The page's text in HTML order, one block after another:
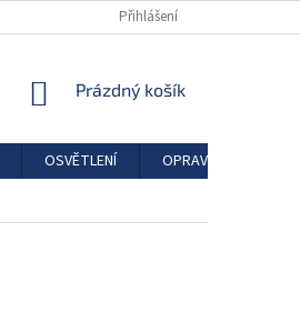
Přihlášení
NÁKUPNÍ
Prázdný košík
OSVĚTLENÍ
OPRAVÁRENSKÉ